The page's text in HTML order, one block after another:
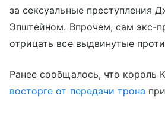
за сексуальные преступления
Эпштейном. Впрочем, сам экс-
отрицать все выдвинутые
Ранее сообщалось, что король
восторге от передачи трона